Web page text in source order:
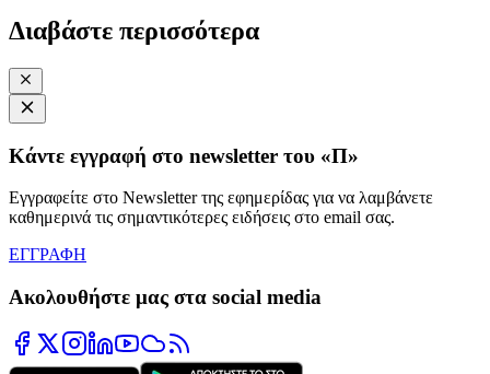
Διαβάστε περισσότερα
Κάντε εγγραφή στο newsletter του «Π»
Εγγραφείτε στο Newsletter της εφημερίδας για να λαμβάνετε
καθημερινά τις σημαντικότερες ειδήσεις στο email σας.
ΕΓΓΡΑΦΗ
Ακολουθήστε μας στα social media